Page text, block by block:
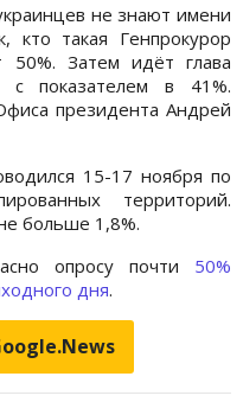
не знают имени
кто такая Генпрокурор
Затем идёт глава
с показателем в 41%.
президента Андрей
15-17 ноября по
территорий.
больше 1,8%.
опросу почти 50%
дня.